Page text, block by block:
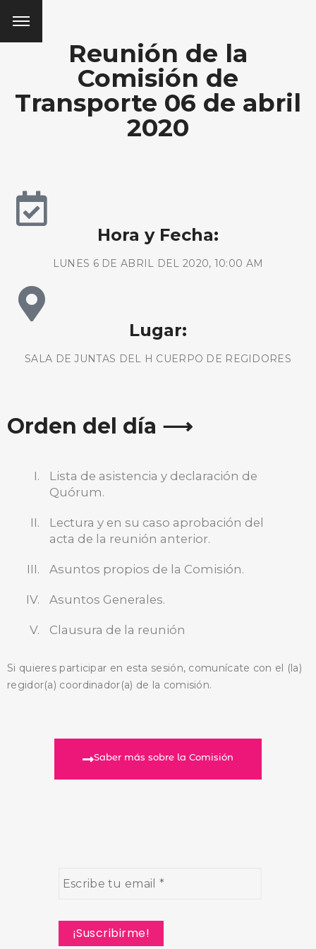
Reunión de la
Comisión de
Transporte 06 de abril
2020
Hora y Fecha:
LUNES 6 DE ABRIL DEL 2020, 10:00 AM
Lugar:
SALA DE JUNTAS DEL H CUERPO DE REGIDORES
Orden del día ⟶
Lista de asistencia y declaración de
Quórum.
Lectura y en su caso aprobación del
acta de la reunión anterior.
Asuntos propios de la Comisión.
Asuntos Generales.
Clausura de la reunión
Si quieres participar en esta sesión, comunícate con el (la)
regidor(a) coordinador(a) de la comisión.
Saber más sobre la Comisión